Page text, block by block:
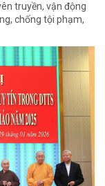
truyền, vận động
chống tội phạm,